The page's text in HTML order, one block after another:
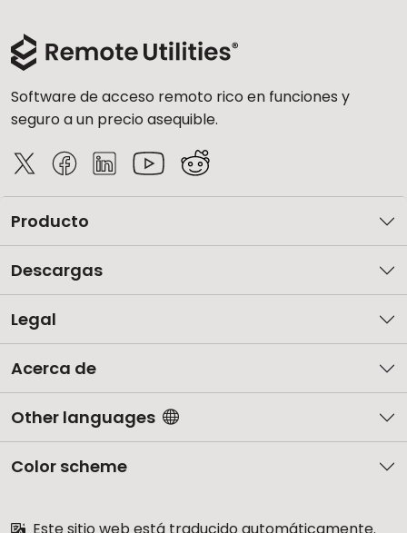
Software de acceso remoto rico en funciones y
seguro a un precio asequible.
Producto
Descargas
Legal
Acerca de
Other languages
Color scheme